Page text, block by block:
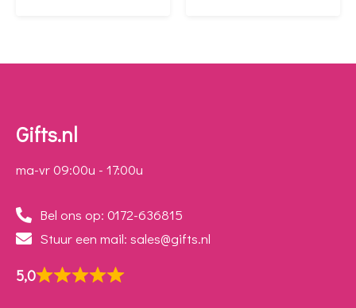
Gifts.nl
ma-vr 09:00u - 17:00u
Bel ons op: 0172-636815
Stuur een mail: sales@gifts.nl
5,0